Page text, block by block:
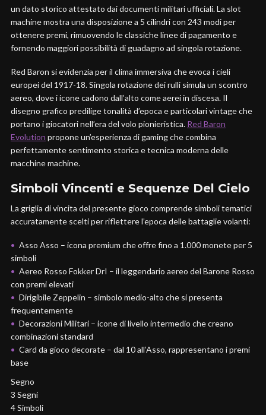
un dato storico attestato dai documenti militari ufficiali. La slot
machine mostra una disposizione a 5 cilindri con 243 modi per
ottenere premi, rimuovendo le classiche linee di pagamento e
fornendo maggiori possibilità di guadagno ad singola rotazione.
Red Baron si evidenzia per il clima immersiva che evoca i cieli
europei del 1917-18. Singola rotazione dei rulli simula un scontro
aereo, dove i icone cadono dall’alto come aerei in discesa. Il
disegno grafico predilige tonalità d’epoca e particolari vintage che
portano i giocatori nell’era del volo pionieristica. Red Baron
Evolution propone un’esperienza di gaming che combina
perfettamente sentimento storica e tecnica moderna delle
macchine machine.
Simboli Vincenti e Sequenze Del Cielo
La griglia di vincita del presente gioco comprende simboli tematici
accuratamente scelti per riflettere l’epoca delle battaglie volanti:
Asso Asso – icona premium che offre fino a 1.000 monete per 5
simboli
Aereo Rosso Fokker DrI – il leggendario aereo del Barone Rosso
con premi elevati
Dirigibile Zeppelin – simbolo medio-alto che si presenta
frequentemente
Decorazioni Militari – icone di livello intermedio che creano
combinazioni standard
Card da gioco decorate – dal 10 all’Asso, rappresentano i premi
base
Segno
3 Segni
4 Simboli